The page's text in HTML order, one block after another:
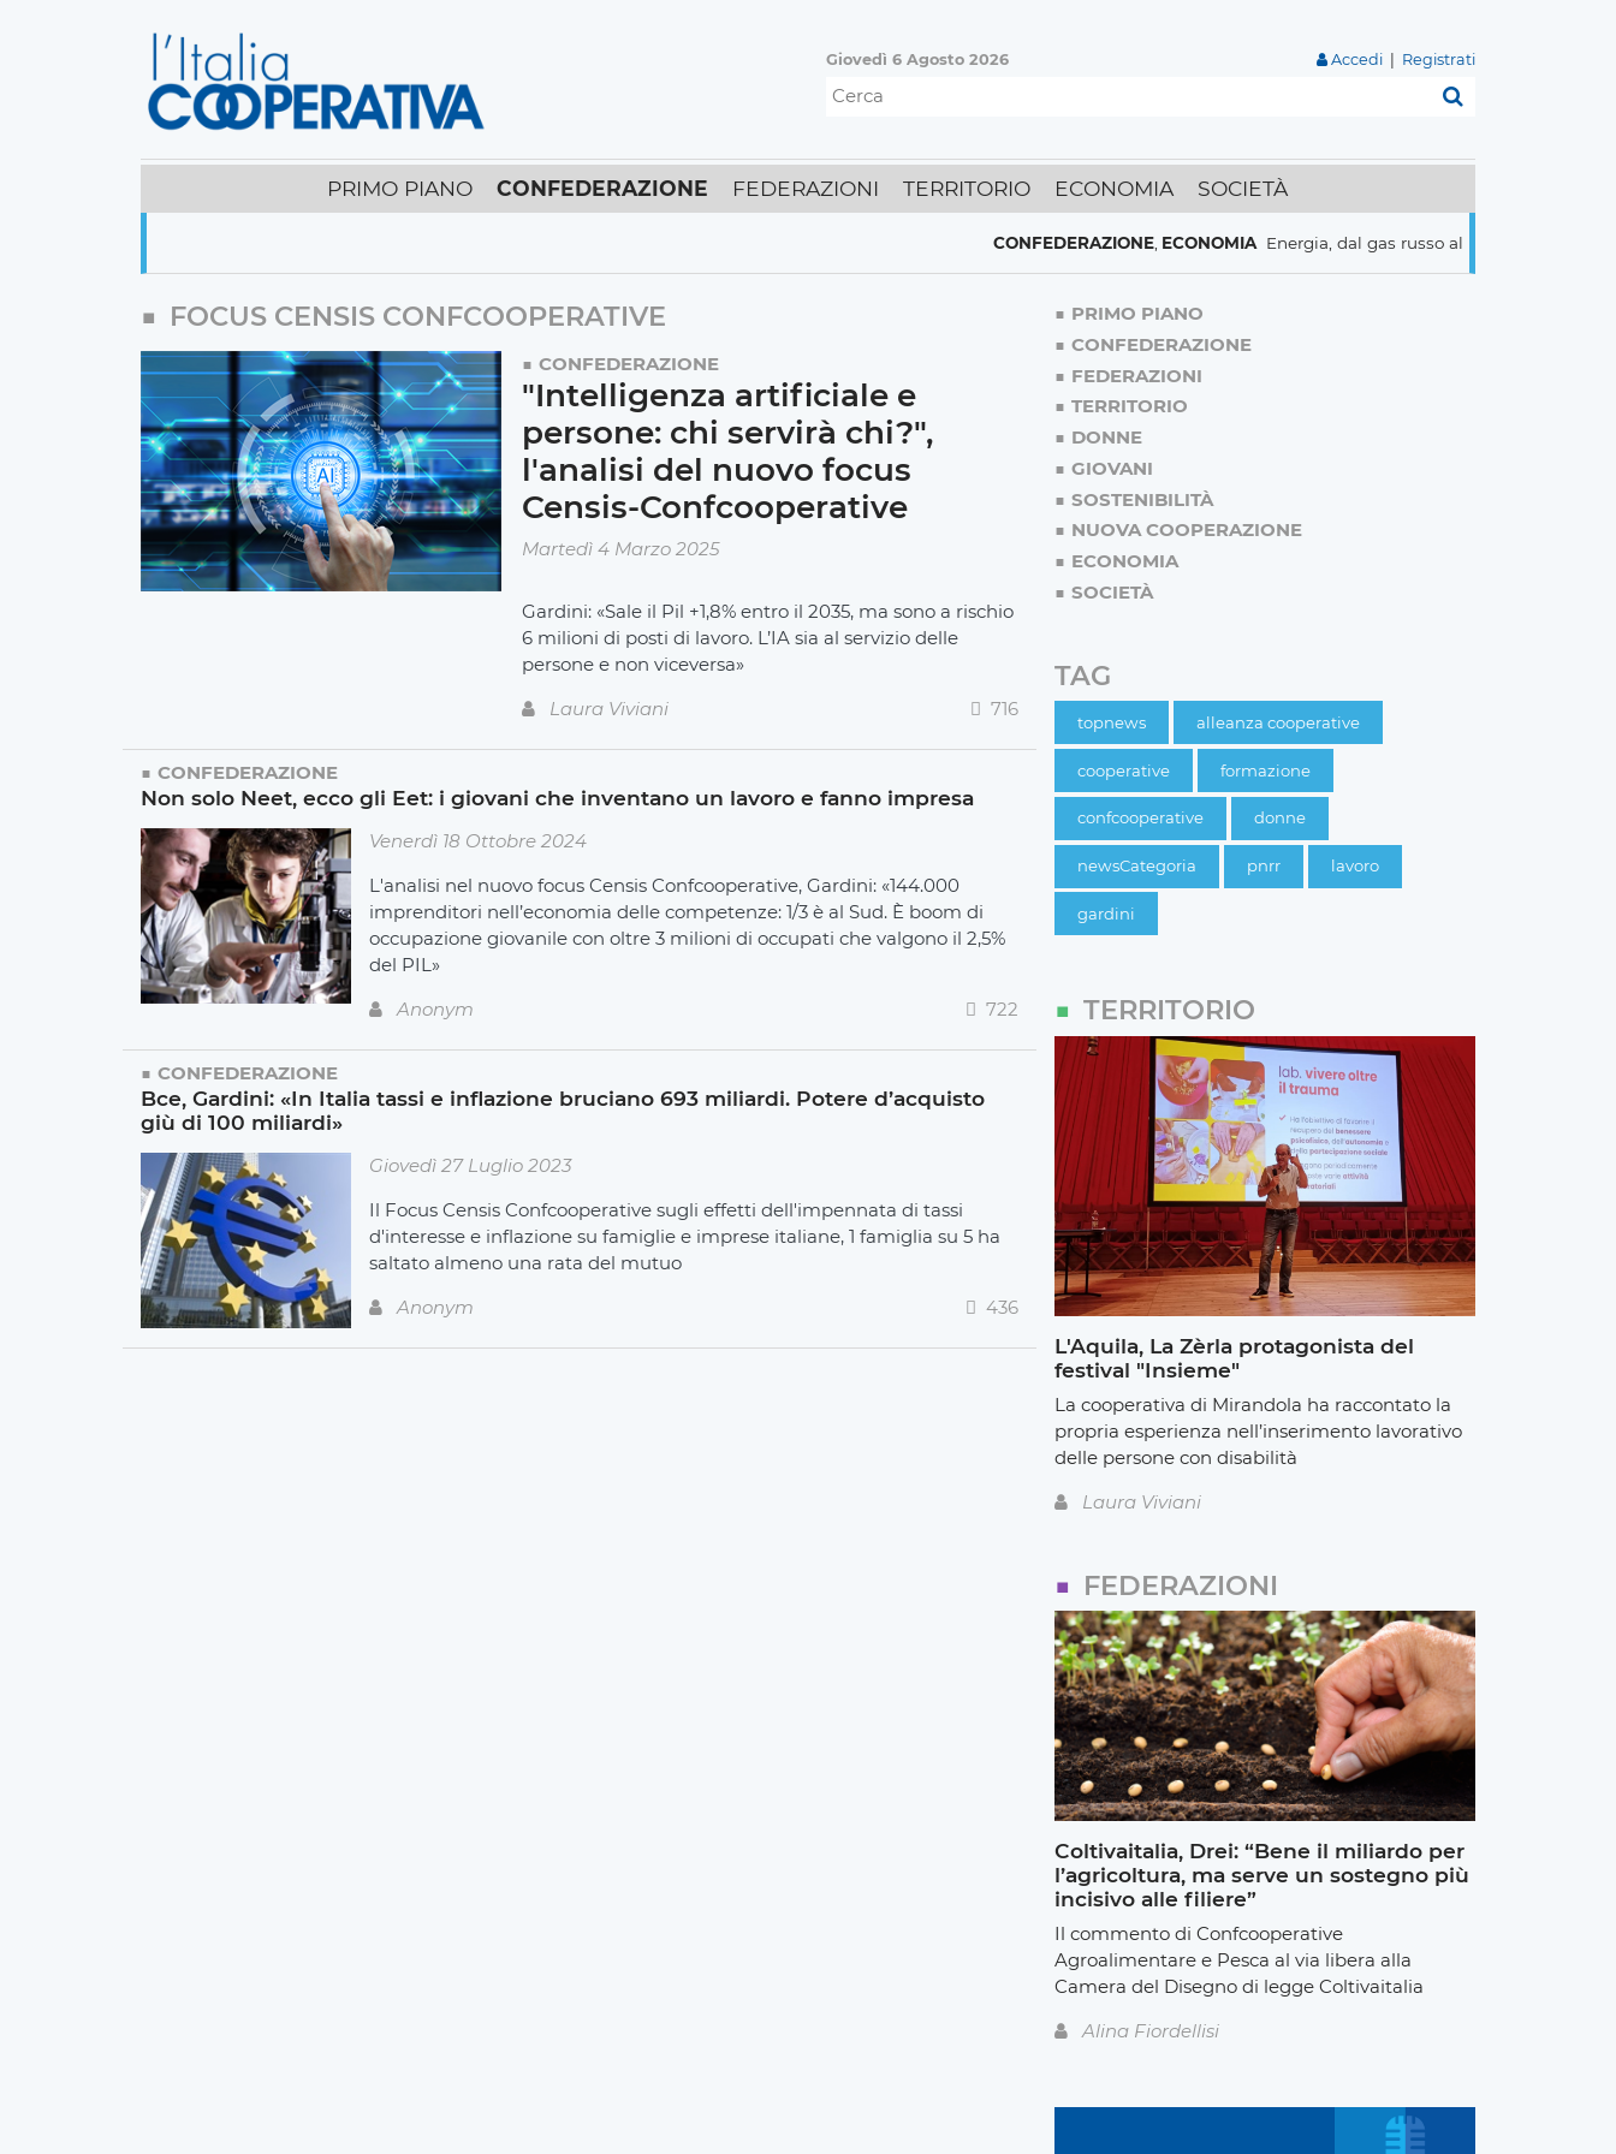
Giovedì 6 Agosto 2026 Accedi Registrati
PRIMO PIANO CONFEDERAZIONE FEDERAZIONI TERRITORIO ECONOMIA SOCIETÀ
CONFEDERAZIONE,ECONOMIA Energia, dal gas russo al nucleare italiani
FOCUS CENSIS CONFCOOPERATIVE
CONFEDERAZIONE
"Intelligenza artificiale e
persone: chi servirà chi?",
l'analisi del nuovo focus
Censis-Confcooperative
Martedì 4 Marzo 2025
Gardini: «Sale il Pil +1,8% entro il 2035, ma sono a rischio
6 milioni di posti di lavoro. L’IA sia al servizio delle
persone e non viceversa»
Laura Viviani
716
CONFEDERAZIONE
Non solo Neet, ecco gli Eet: i giovani che inventano un lavoro e fanno impresa
Venerdì 18 Ottobre 2024
L'analisi nel nuovo focus Censis Confcooperative, Gardini: «144.000
imprenditori nell’economia delle competenze: 1/3 è al Sud. È boom di
occupazione giovanile con oltre 3 milioni di occupati che valgono il 2,5%
del PIL»
Anonym
722
CONFEDERAZIONE
Bce, Gardini: «In Italia tassi e inflazione bruciano 693 miliardi. Potere d’acquisto
giù di 100 miliardi»
Giovedì 27 Luglio 2023
Il Focus Censis Confcooperative sugli effetti dell'impennata di tassi
d'interesse e inflazione su famiglie e imprese italiane, 1 famiglia su 5 ha
saltato almeno una rata del mutuo
Anonym
436
PRIMO PIANO
CONFEDERAZIONE
FEDERAZIONI
TERRITORIO
DONNE
GIOVANI
SOSTENIBILITÀ
NUOVA COOPERAZIONE
ECONOMIA
SOCIETÀ
TAG
topnews alleanza cooperative
cooperative formazione
confcooperative donne
newsCategoria pnrr lavoro
gardini
TERRITORIO
L'Aquila, La Zèrla protagonista del
festival "Insieme"
La cooperativa di Mirandola ha raccontato la
propria esperienza nell’inserimento lavorativo
delle persone con disabilità
Laura Viviani
FEDERAZIONI
Coltivaitalia, Drei: “Bene il miliardo per
l’agricoltura, ma serve un sostegno più
incisivo alle filiere”
Il commento di Confcooperative
Agroalimentare e Pesca al via libera alla
Camera del Disegno di legge Coltivaitalia
Alina Fiordellisi